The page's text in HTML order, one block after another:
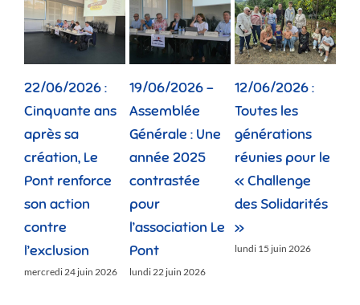
22/06/2026 :
Cinquante ans
après sa
création, Le
Pont renforce
son action
contre
l’exclusion
mercredi 24 juin 2026
19/06/2026 –
Assemblée
Générale : Une
année 2025
contrastée
pour
l’association Le
Pont
lundi 22 juin 2026
12/06/2026 :
Toutes les
générations
réunies pour le
« Challenge
des Solidarités
»
lundi 15 juin 2026